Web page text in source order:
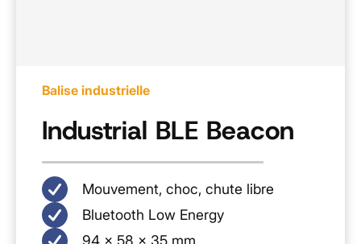
Balise industrielle
Industrial BLE Beacon
Mouvement, choc, chute libre
Bluetooth Low Energy
94 × 58 × 35 mm